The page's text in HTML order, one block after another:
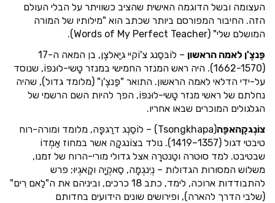
העצומה ובשל הדוגמה האישית שהציב כשוויתר על הבלי העולם
הזה. החיבור המפורסם ביותר שכתב הוא "מילותיו של המורה
המושלם שלי" (Words of My Perfect Teacher).
פַּנצֶ'ן לאמה הראשון
– לוֹבּסַנג צ'וֹקיי גיַאלצֶן, בן המאה ה-17
(1662-1570). היה ראש המנזר החמישי במנזר טָשי-לוּנפּוֹ, שנוסד
על-ידי הדלאי לאמה הראשון. התואר "פַּנצֶ'ן" (מלומד גדול), שהיה
נחלתם של ראשי מנזר טָשי-לוּנפּוֹ, הפך להיות השם הרשמי של
הגלגולים המוכרים שבאו אחריו.
צוֹנְגקָהאפָּה
(Tsongkhapa) – לוֹסַנְג דרַגפָּה, מלומד ומורה-רוח
טיבטי דגול (1357–1419). נולד בצוֹנגקָה אשר במחוז אַמְדוֹ
שבטיבט. למד סוּטרה וטַנטרָה אצל גדולי מורי-הרוח של זמנו,
משלוש המסורות הגדולות – נְיִנגְמָה, סַאקְיָה וקַאגְיוּ; פרש
להתבודדות ארוכה, לימד, כתב 18 כרכים, וביניהם את ה"לַאם רִים"
(שלבי הדרך להארה), ופירושים שונים הידועים בחדותם